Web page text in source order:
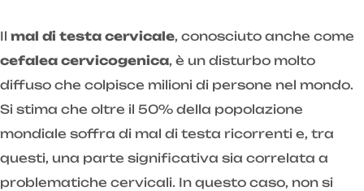
Il mal di testa cervicale, conosciuto anche come
cefalea cervicogenica, è un disturbo molto
diffuso che colpisce milioni di persone nel mondo.
Si stima che oltre il 50% della popolazione
mondiale soffra di mal di testa ricorrenti e, tra
questi, una parte significativa sia correlata a
problematiche cervicali. In questo caso, non si